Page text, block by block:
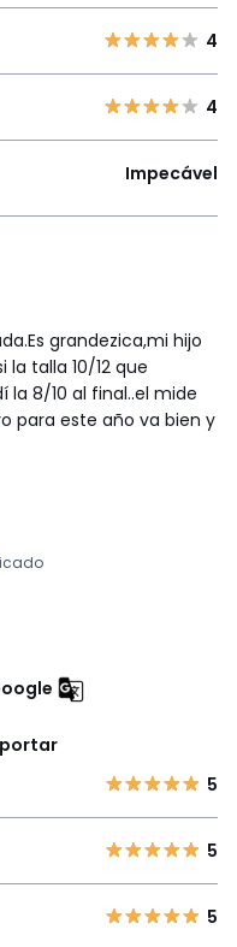
4
4
Impecável
grandezica,mi hijo
talla 10/12 que
la 8/10 al final..el mide
para este año va bien y
5
5
5